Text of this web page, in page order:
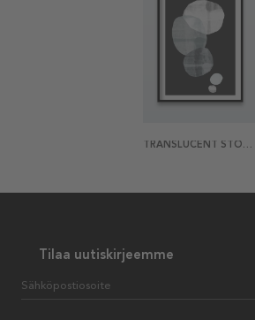
TRANSLUCENT STONES JULISTE
Tilaa uutiskirjeemme
Sähköpostiosoite